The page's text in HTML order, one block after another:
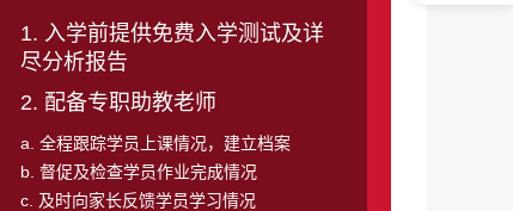
1. 入学前提供免费入学测试及详
尽分析报告
2. 配备专职助教老师
a. 全程跟踪学员上课情况，建立档案
b. 督促及检查学员作业完成情况
c. 及时向家长反馈学员学习情况